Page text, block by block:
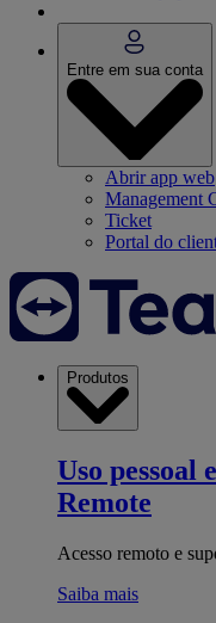
Entre em sua conta
Abrir app web
Management
Ticket
Portal do
Produtos
Uso pessoal
Remote
Acesso remoto e
Saiba mais